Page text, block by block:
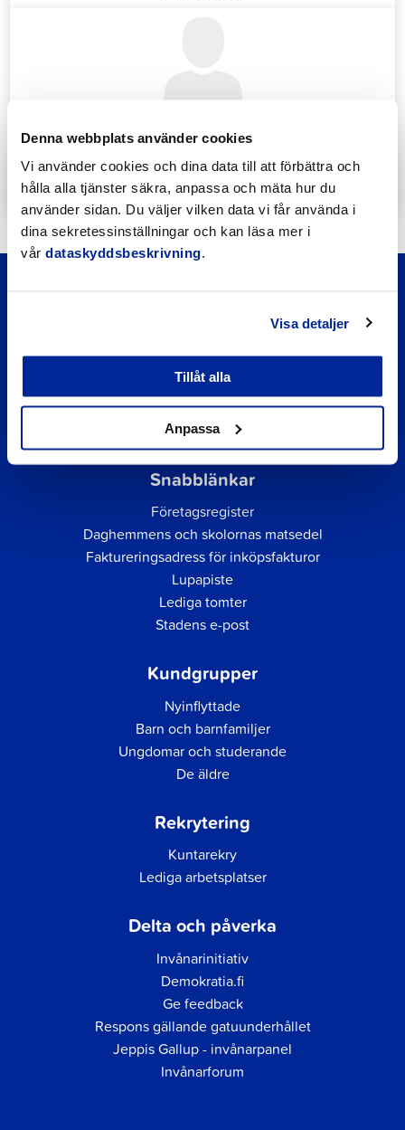
Denna webbplats använder cookies
Vi använder cookies och dina data till att förbättra och
hålla alla tjänster säkra, anpassa och mäta hur du
använder sidan. Du väljer vilken data vi får använda i
dina sekretessinställningar och kan läsa mer i
vår dataskyddsbeskrivning.
Visa detaljer
Tillåt alla
Anpassa
Katrin Nylund
katrin.nylund@jakobstad.fi
044 785 1988
Snabblänkar
Företagsregister
Daghemmens och skolornas matsedel
Faktureringsadress för inköpsfakturor
Lupapiste
Lediga tomter
Stadens e-post
Kundgrupper
Nyinflyttade
Barn och barnfamiljer
Ungdomar och studerande
De äldre
Rekrytering
Kuntarekry
Lediga arbetsplatser
Delta och påverka
Invånarinitiativ
Demokratia.fi
Ge feedback
Respons gällande gatuunderhållet
Jeppis Gallup - invånarpanel
Invånarforum